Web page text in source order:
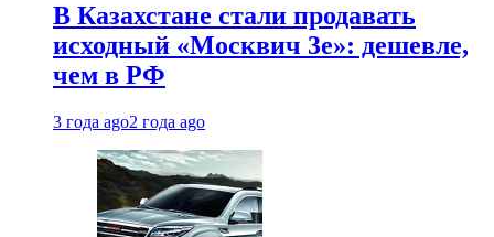
В Казахстане стали продавать
исходный «Москвич 3e»: дешевле,
чем в РФ
3 года ago2 года ago